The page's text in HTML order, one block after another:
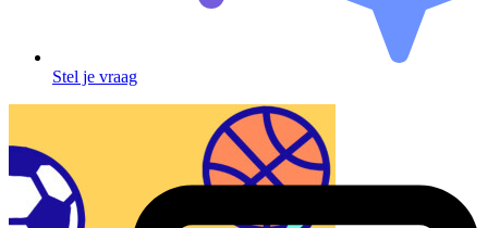
Stel je vraag